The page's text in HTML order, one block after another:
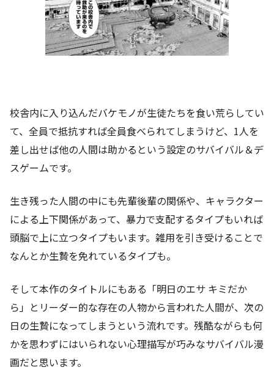
校舎内に入り込んだバケモノが生徒たちを食い荒らしてい
て、全員で抵抗すれば全員食べられてしまうけど、1人を
差し出せば他の人間は助かるという設定のサバイバル＆デ
スゲームです。
生き残った人間の中にも先輩後輩の関係や、キャラクター
による上下関係があって、暴力で支配するタイプもいれば
頭脳で上に立つタイプもいます。雑用を引き受けることで
なんとか生贄を免れているタイプも。
そして本作のタイトルにもある「明日のエサ キミだか
ら」とリーダー的な存在の人物から言われた人間が、次の
日の生贄になってしまうという流れです。残酷ながらも何
かを思わずにはいられない心理描写が巧みなサバイバル漫
画だと思います。